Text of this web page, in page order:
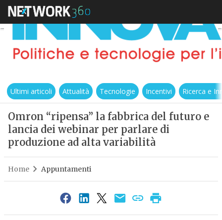
Ultimi articoli Attualità Tecnologie Incentivi Ricerca e
Omron “ripensa” la fabbrica del futuro e
lancia dei webinar per parlare di
produzione ad alta variabilità
Home Appuntamenti